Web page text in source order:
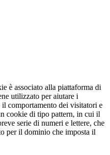
è associato alla piattaforma di
utilizzato per aiutare i
comportamento dei visitatori e
cookie di tipo pattern, in cui il
serie di numeri e lettere, che
per il dominio che imposta il